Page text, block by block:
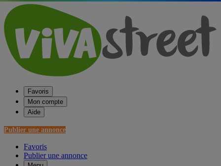
Favoris
Mon compte
Aide
Publier une annonce
Favoris
Publier une annonce